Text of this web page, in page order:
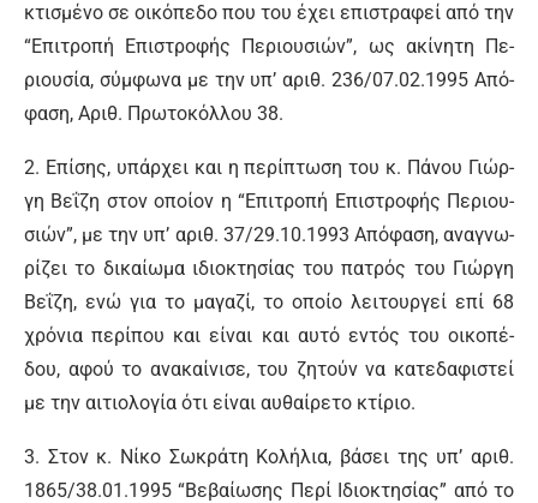
κτι­σμέ­νο σε οι­κό­πε­δο που του έ­χει ε­πι­στρα­φεί α­πό την
“Ε­πι­τρο­πή Ε­πι­στρο­φής Πε­ριου­σιών”, ως α­κί­νη­τη Πε­
ριου­σί­α, σύμ­φω­να με την υπ’ α­ριθ. 236/07.02.1995 Α­πό­
φα­ση, Α­ριθ. Πρω­το­κόλ­λου 38.
2. Ε­πί­σης, υ­πάρ­χει και η πε­ρί­πτω­ση του κ. Πά­νου Γιώρ­
γη Βε­ΐ­ζη στον ο­ποί­ον η “Ε­πι­τρο­πή Ε­πι­στρο­φής Πε­ριου­
σιών”, με την υπ’ α­ριθ. 37/29.10.1993 Α­πό­φα­ση, α­να­γνω­
ρί­ζει το δι­καί­ω­μα ι­διο­κτη­σί­ας του πα­τρός του Γιώρ­γη
Βε­ΐ­ζη, ε­νώ για το μα­γα­ζί, το ο­ποί­ο λει­τουρ­γεί ε­πί 68
χρό­νια πε­ρί­που και εί­ναι και αυ­τό ε­ντός του οι­κο­πέ­
δου, α­φού το α­να­καί­νι­σε, του ζη­τούν να κα­τε­δα­φι­στεί
με την αι­τιο­λο­γί­α ό­τι εί­ναι αυ­θαί­ρε­το κτί­ριο.
3. Στον κ. Νί­κο Σω­κρά­τη Κο­λή­λια, βά­σει της υπ’ α­ριθ.
1865/38.01.1995 “Βε­βαί­ω­σης Πε­ρί Ι­διο­κτη­σί­ας” α­πό το